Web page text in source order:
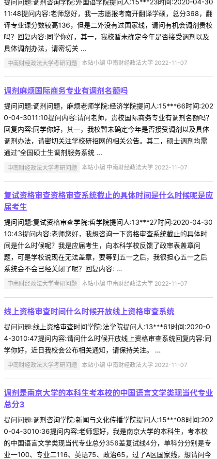
11:48提问内容:老师您好，我一志愿报考南开翻译学硕，总分368，翻
译专业课分数较高136，但是二外没有过国家线，请问有机会调剂贵校
吗？回复内容:同学你好，其一，我校暂未确定今年是否接受调剂以及
具体调剂办法，请密切关 ...
中南财经政法大学考研问题 本站小编 中南财经政法大学 2022-11-07
调剂麻烦国际商务专业有调剂名额吗
提问问题:调剂问题，麻烦老师学院:经济学院提问人:15***66时间:202
0-04-3011:10提问内容:请问老师，贵校国际商务专业有调剂名额吗？
回复内容:同学你好，其一，我校暂未确定今年是否接受调剂以及具体
调剂办法，请密切关注学校研招网的相关公告。其二，硕士调剂均需
通过“全国硕士生调剂服务系统 ...
中南财经政法大学考研问题 本站小编 中南财经政法大学 2022-11-07
复试资格审查资格审查系统截止的具体时间是什么时候呢是应
届考生
提问问题:复试资格审查学院:哲学院提问人:13***27时间:2020-04-30
10:43提问内容:老师您好，我想咨询一下资格审查系统截止的具体时
间是什么时候呢？我是应届考生，向本科学校反馈了政审表盖章问
题，可是学校说现在无法盖章，要等到五一之后，我很担心五一之后
系统会不会已经关闭了呢？回复内容: ...
中南财经政法大学考研问题 本站小编 中南财经政法大学 2022-11-07
线上资格审查时间什么时候开放线上资格审查系统
提问问题:线上资格审查时间学院:法学院提问人:13***61时间:2020-0
4-3010:47提问内容:请问什么时候开放线上资格审查系统回复内容:同
学你好，近日我校会公布相关通知，请保持关注。 ...
中南财经政法大学考研问题 本站小编 中南财经政法大学 2022-11-07
调剂是南京大学的本科生考本校的中国语言文学类现当代专业
总分3
提问问题:调剂咨询学院:新闻与文化传播学院提问人:15***08时间:202
0-04-3010:36提问内容:老师您好，我是南京大学的本科生，考本校
的中国语言文学类现当代专业总分356差复试线4分，单科分分别是专
业一100、专业二116、英语75、政治65，过了A区国家线，想请问今